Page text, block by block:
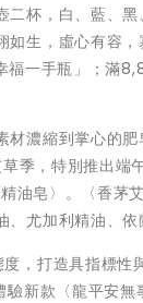
杯，白、藍、
生，虛心有容
一手瓶」；滿
材濃縮到掌心的
季，特別推出端
油皂〉。〈香茅
尤加利精油、依
，打造具指標
新款〈龍平安